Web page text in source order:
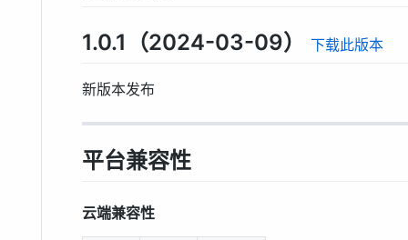
1.0.1（2024-03-09） 下载此版本
新版本发布
平台兼容性
云端兼容性